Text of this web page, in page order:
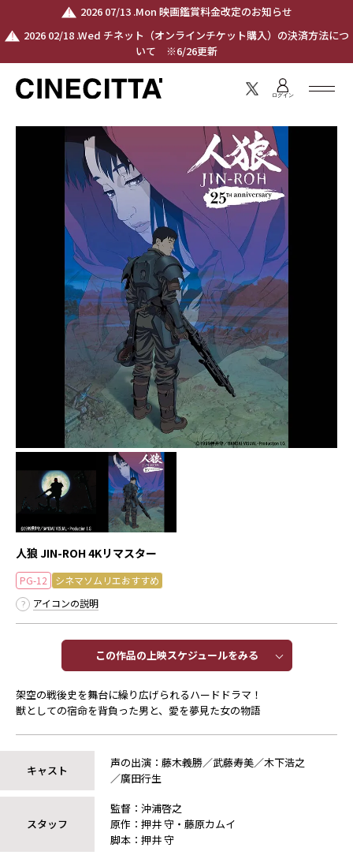
2026 07/13 .Mon 映画鑑賞料金改定のお知らせ
2026 02/18 .Wed チネット（オンラインチケット購入）の決済方法につ
いて ※6/26更新
ログイン
人狼 JIN-ROH 4Kリマスター
PG-12
シネマソムリエおすすめ
アイコンの説明
この作品の上映スケジュールをみる​​
架空の戦後史を舞台に繰り広げられるハードドラマ！
獣としての宿命を背負った男と、愛を夢見た女の物語
キャスト
声の出演：藤木義勝／武藤寿美／木下浩之
／廣田行生
スタッフ
監督：沖浦啓之
原作：押井 守・藤原カムイ
脚本：押井 守